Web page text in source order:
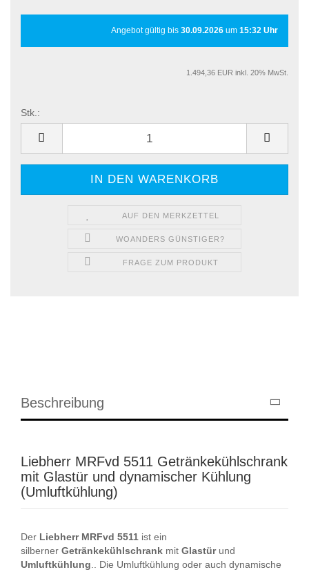
Angebot gültig bis 30.09.2026 um 15:32 Uhr
1.494,36 EUR inkl. 20% MwSt.
Stk.:
AUF DEN MERKZETTEL
WOANDERS GÜNSTIGER?
FRAGE ZUM PRODUKT
Beschreibung
Liebherr MRFvd 5511 Getränkekühlschrank
mit Glastür und dynamischer Kühlung
(Umluftkühlung)
Der Liebherr MRFvd 5511 ist ein
silberner Getränkekühlschrank mit Glastürund
Umluftkühlung.. Die Umluftkühlung oder auch dynamische